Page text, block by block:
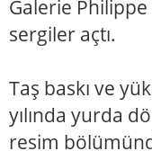
Galerie Philippe
sergiler açtı.
Taş baskı ve
yılında yurda
resim